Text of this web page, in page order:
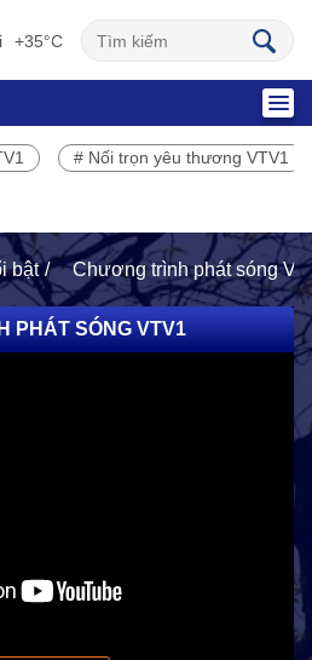
+35°C
# Nối trọn yêu thương VTV1
bật Chương trình phát sóng
PHÁT SÓNG VTV1